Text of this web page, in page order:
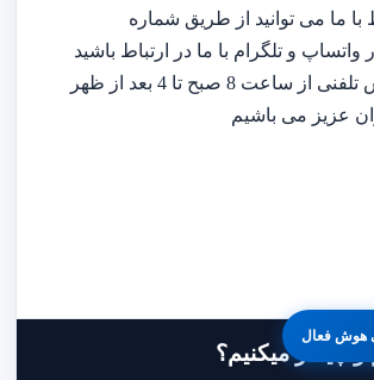
با ما می توانید از طریق شماره
در واتساپ و تلگرام با ما در ارتباط باشید
ضمنا برای تماس تلفنی از ساعت 8 صبح تا 4 بعد از ظهر
عزیز می باشیم
چیکار میکنیم؟
هوش فعال